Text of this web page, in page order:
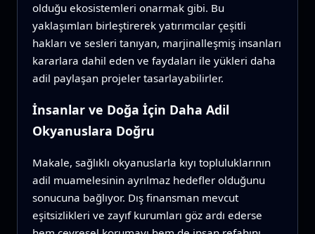
olduğu ekosistemleri onarmak gibi. Bu
yaklaşımları birleştirerek yatırımcılar çeşitli
hakları ve sesleri tanıyan, marjinalleşmiş insanları
kararlara dahil eden ve faydaları ile yükleri daha
adil paylaşan projeler tasarlayabilirler.
İnsanlar ve Doğa İçin Daha Adil
Okyanuslara Doğru
Makale, sağlıklı okyanuslarla kıyı topluluklarının
adil muamelesinin ayrılmaz hedefler olduğunu
sonucuna bağlıyor. Dış finansman mevcut
eşitsizlikleri ve zayıf kurumları göz ardı ederse